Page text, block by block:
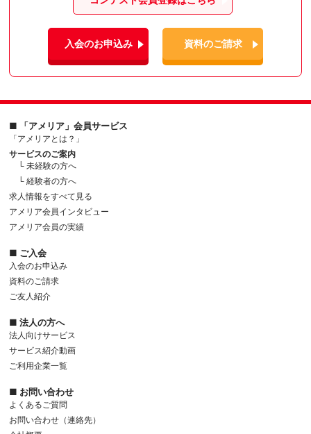
入会のお申込み 資料のご請求
■ 「アメリア」会員サービス
「アメリアとは？」
サービスのご案内
└ 未経験の方へ
└ 経験者の方へ
求人情報をすべて見る
アメリア会員インタビュー
アメリア会員の実績
■ ご入会
入会のお申込み
資料のご請求
ご友人紹介
■ 法人の方へ
法人向けサービス
サービス紹介動画
ご利用企業一覧
■ お問い合わせ
よくあるご質問
お問い合わせ（連絡先）